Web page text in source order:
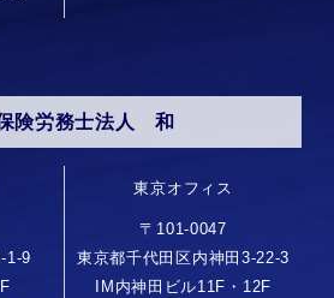
険労務士法人 和
1-9
東京オフィス
〒101-0047
東京都千代田区内神田3-22-3
IM内神田ビル11F・12F